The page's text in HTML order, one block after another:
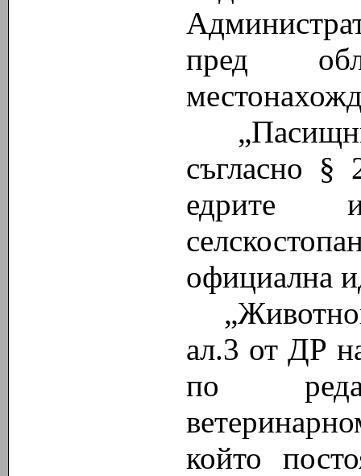
пред
съгласно
едрите
официална
ал.3 от ДР
по
който